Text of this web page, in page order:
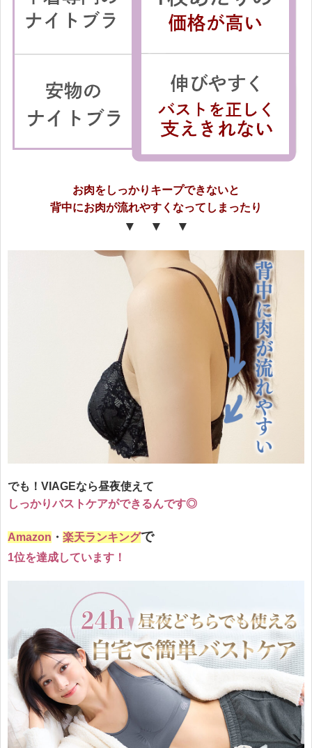
お肉をしっかりキープできないと
背中にお肉が流れやすくなってしまったり
▼ ▼ ▼
でも！VIAGEなら昼夜使えて
しっかりバストケアができるんです◎
Amazon ・ 楽天ランキングで
1位を達成しています！